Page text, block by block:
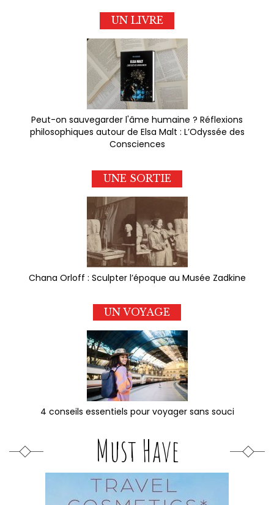
UN LIVRE
Peut-on sauvegarder l'âme humaine ? Réflexions
philosophiques autour de Elsa Malt : L’Odyssée des
Consciences
UNE SORTIE
Chana Orloff : Sculpter l’époque au Musée Zadkine
UN VOYAGE
4 conseils essentiels pour voyager sans souci
Must Have